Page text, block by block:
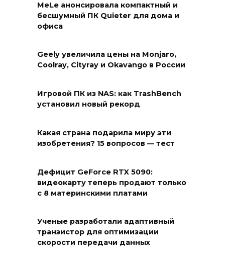
MeLe анонсировала компактный и
бесшумный ПК Quieter для дома и
офиса
Geely увеличила цены на Monjaro,
Coolray, Cityray и Okavango в России
Игровой ПК из NAS: как TrashBench
установил новый рекорд
Какая страна подарила миру эти
изобретения? 15 вопросов — тест
Дефицит GeForce RTX 5090:
видеокарту теперь продают только
с 8 материнскими платами
Ученые разработали адаптивный
транзистор для оптимизации
скорости передачи данных